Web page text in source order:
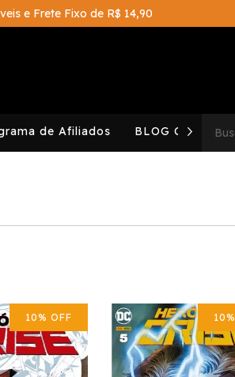
e Frete Fixo de R$ 14,90
de Afiliados BLOG CAVERNA
10% OFF 10%